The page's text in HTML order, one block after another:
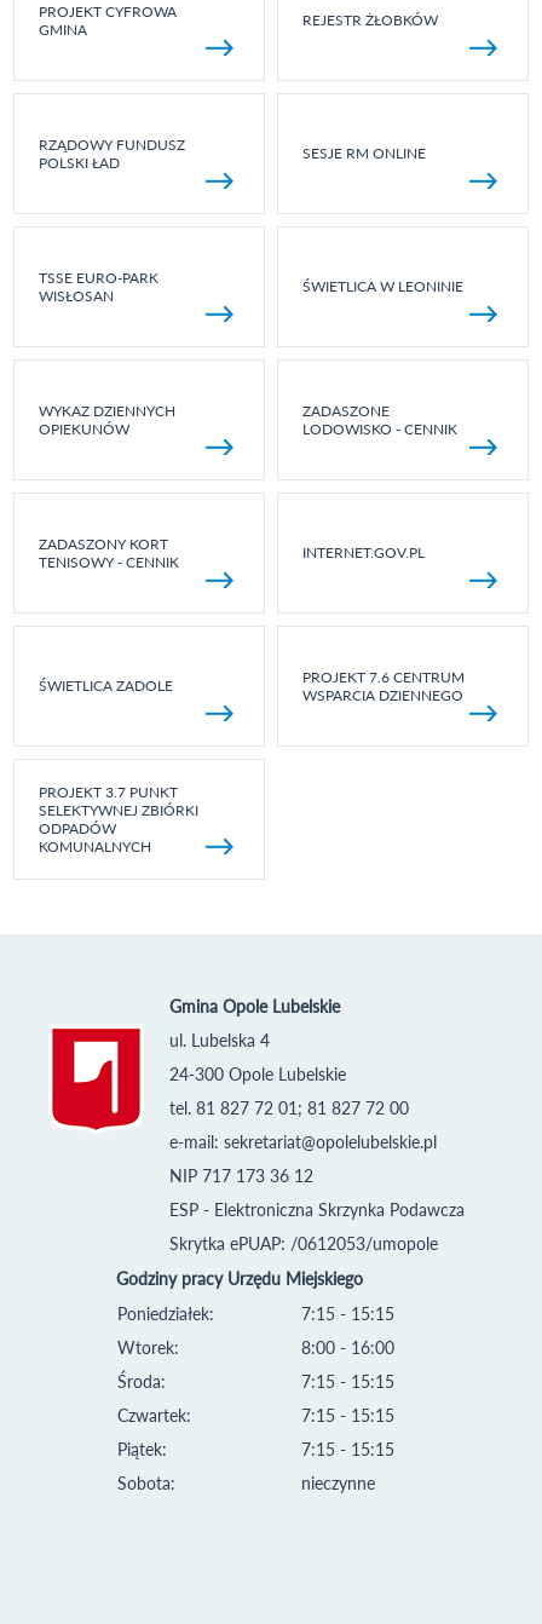
PROJEKT CYFROWA
GMINA
REJESTR ŻŁOBKÓW
RZĄDOWY FUNDUSZ
POLSKI ŁAD
SESJE RM ONLINE
TSSE EURO-PARK
WISŁOSAN
ŚWIETLICA W LEONINIE
WYKAZ DZIENNYCH
OPIEKUNÓW
ZADASZONE
LODOWISKO - CENNIK
ZADASZONY KORT
TENISOWY - CENNIK
INTERNET.GOV.PL
ŚWIETLICA ZADOLE
PROJEKT 7.6 CENTRUM
WSPARCIA DZIENNEGO
PROJEKT 3.7 PUNKT
SELEKTYWNEJ ZBIÓRKI
ODPADÓW
KOMUNALNYCH
Gmina Opole Lubelskie
ul. Lubelska 4
24-300 Opole Lubelskie
tel. 81 827 72 01; 81 827 72 00
e-mail: sekretariat@opolelubelskie.pl
NIP 717 173 36 12
ESP - Elektroniczna Skrzynka Podawcza
Skrytka ePUAP: /0612053/umopole
Godziny pracy Urzędu Miejskiego
Poniedziałek:
Wtorek:
Środa:
Czwartek:
Piątek:
Sobota:
7:15 - 15:15
8:00 - 16:00
7:15 - 15:15
7:15 - 15:15
7:15 - 15:15
nieczynne